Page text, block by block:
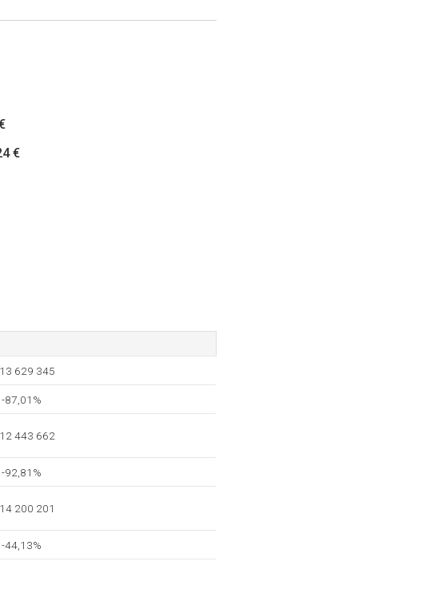
€
13 629 345
-87,01%
12 443 662
-92,81%
14 200 201
-44,13%